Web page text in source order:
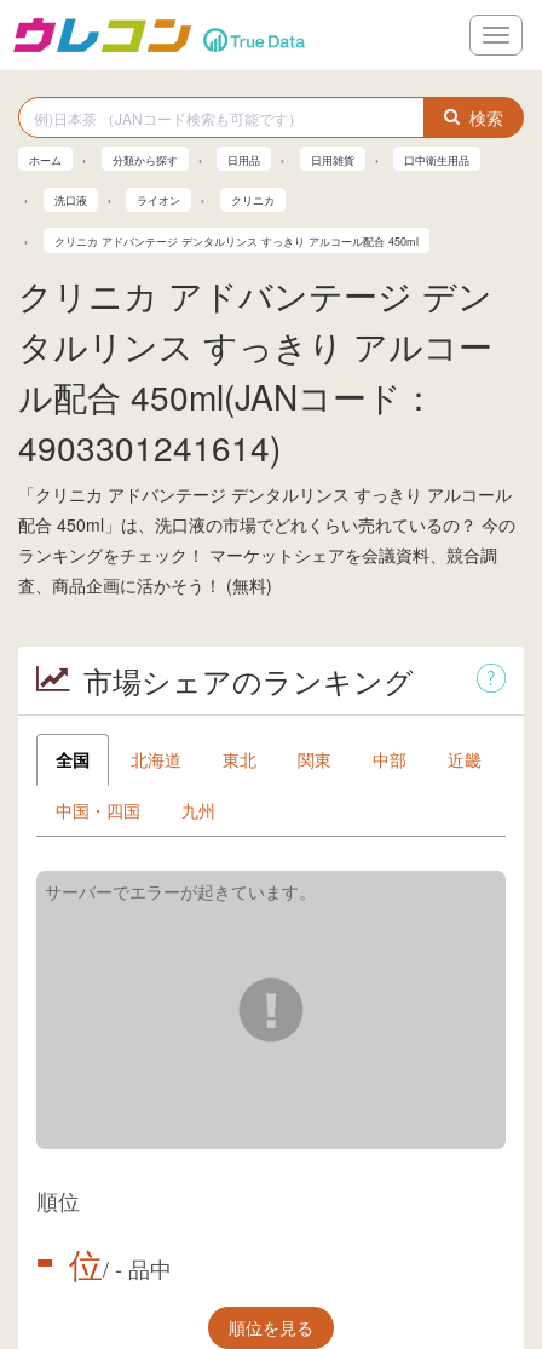
メ
ニ
ー
検索
ホーム 分類から探す 日用品 日用雑貨 口中衛生用品
洗口液 ライオン クリニカ
クリニカ アドバンテージ デンタルリンス すっきり アルコール配合 450ml
クリニカ アドバンテージ デン
タルリンス すっきり アルコー
ル配合 450ml(JANコード：
4903301241614)
「クリニカ アドバンテージ デンタルリンス すっきり アルコール
配合 450ml」は、洗口液の市場でどれくらい売れているの？ 今の
ランキングをチェック！ マーケットシェアを会議資料、競合調
査、商品企画に活かそう！ (無料)
市場シェアのランキング
全国 北海道 東北 関東 中部 近畿
中国・四国 九州
順位
- 位/- 品中
順位を見る